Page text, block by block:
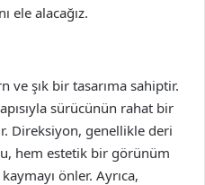
ele alacağız.
ve şık bir tasarıma sahiptir.
sürücünün rahat bir
Direksiyon, genellikle deri
hem estetik bir görünüm
önler. Ayrıca,